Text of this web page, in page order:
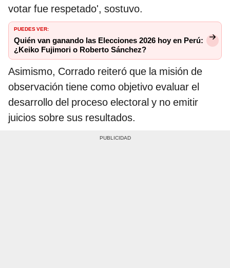
votar fue respetado', sostuvo.
PUEDES VER:
Quién van ganando las Elecciones 2026 hoy en Perú:
¿Keiko Fujimori o Roberto Sánchez?
Asimismo, Corrado reiteró que la misión de
observación tiene como objetivo evaluar el
desarrollo del proceso electoral y no emitir
juicios sobre sus resultados.